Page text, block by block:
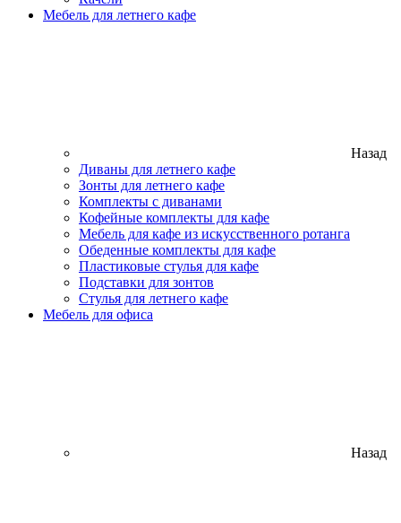
Мебель для летнего кафе
Назад
Диваны для летнего кафе
Зонты для летнего кафе
Комплекты с диванами
Кофейные комплекты для кафе
Мебель для кафе из искусственного ротанга
Обеденные комплекты для кафе
Пластиковые стулья для кафе
Подставки для зонтов
Стулья для летнего кафе
Мебель для офиса
Назад